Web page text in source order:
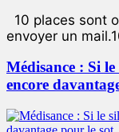
10 places sont
envoyer un
Médisance : Si le
encore